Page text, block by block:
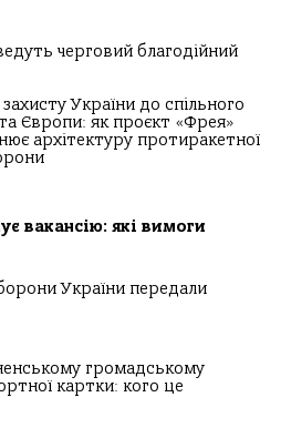
черговий благодійний
захисту України до спільного
Європи: як проєкт «Фрея»
архітектуру протиракетної
вакансію: які вимоги
України передали
громадському
картки: кого це